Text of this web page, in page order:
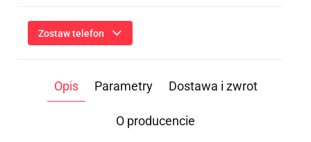
Zostaw telefon
Przesłanie formularza oznacza przekazanie danych osobowych
(imię, numer telefonu) niezbędnych do kontaktu i udzielenia
odpowiedzi na Twoje zapytanie, a także zgodę na ich
przetwarzanie przez Administratora w celu realizacji tego
Opis Parametry Dostawa i zwrot
O producencie